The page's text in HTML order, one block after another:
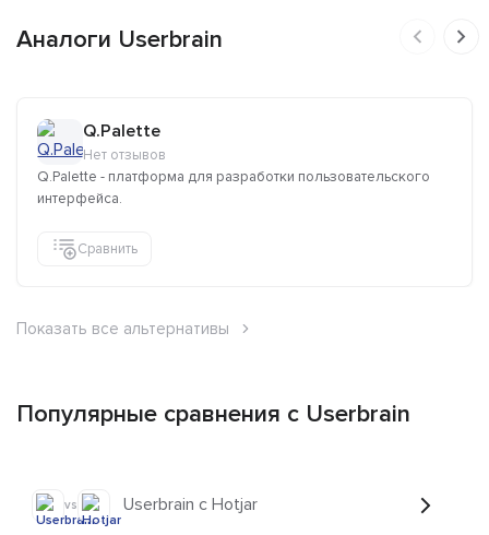
Аналоги Userbrain
Q.Palette
Нет отзывов
Q.Palette - платформа для разработки пользовательского
интерфейса.
Сравнить
Показать все альтернативы
Популярные сравнения с Userbrain
vs Userbrain с Hotjar